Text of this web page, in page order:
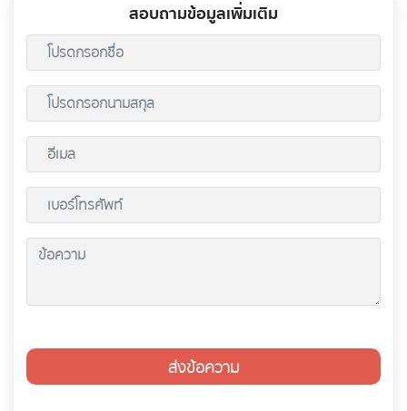
สอบถามข้อมูลเพิ่มเติม
ส่งข้อความ